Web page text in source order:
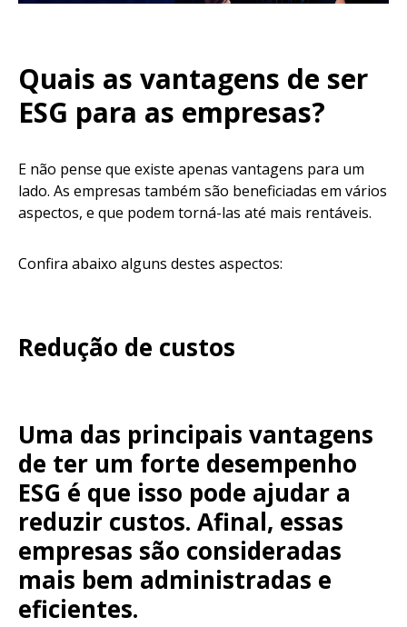
Quais as vantagens de ser
ESG para as empresas?
E não pense que existe apenas vantagens para um
lado. As empresas também são beneficiadas em vários
aspectos, e que podem torná-las até mais rentáveis.
Confira abaixo alguns destes aspectos:
Redução de custos
Uma das principais vantagens
de ter um forte desempenho
ESG é que isso pode ajudar a
reduzir custos. Afinal, essas
empresas são consideradas
mais bem administradas e
eficientes.